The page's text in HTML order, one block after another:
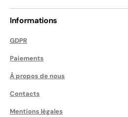
Informations
GDPR
Paiements
À propos de nous
Contacts
Mentions légales